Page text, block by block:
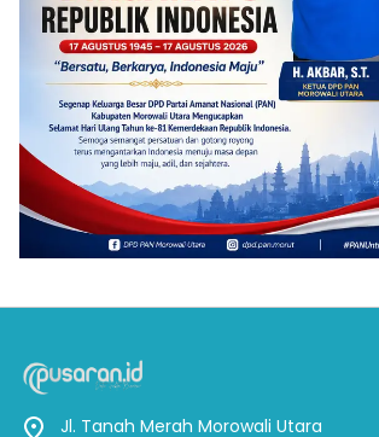
Jl. Tanah Merah Morowali Utara